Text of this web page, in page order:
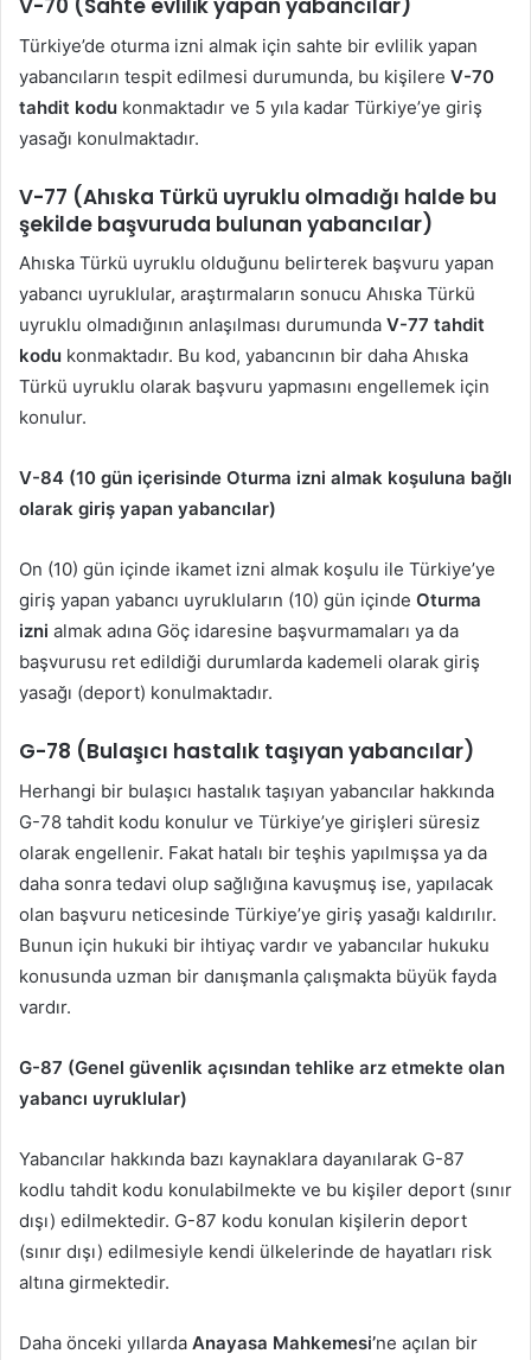
V-70 (Sahte evlilik yapan yabancılar)
Türkiye’de oturma izni almak için sahte bir evlilik yapan
yabancıların tespit edilmesi durumunda, bu kişilere V-70
tahdit kodu konmaktadır ve 5 yıla kadar Türkiye’ye giriş
yasağı konulmaktadır.
V-77 (Ahıska Türkü uyruklu olmadığı halde bu
şekilde başvuruda bulunan yabancılar)
Ahıska Türkü uyruklu olduğunu belirterek başvuru yapan
yabancı uyruklular, araştırmaların sonucu Ahıska Türkü
uyruklu olmadığının anlaşılması durumunda V-77 tahdit
kodu konmaktadır. Bu kod, yabancının bir daha Ahıska
Türkü uyruklu olarak başvuru yapmasını engellemek için
konulur.
V-84 (10 gün içerisinde Oturma izni almak koşuluna bağlı
olarak giriş yapan yabancılar)
On (10) gün içinde ikamet izni almak koşulu ile Türkiye’ye
giriş yapan yabancı uyrukluların (10) gün içinde Oturma
izni almak adına Göç idaresine başvurmamaları ya da
başvurusu ret edildiği durumlarda kademeli olarak giriş
yasağı (deport) konulmaktadır.
G-78 (Bulaşıcı hastalık taşıyan yabancılar)
Herhangi bir bulaşıcı hastalık taşıyan yabancılar hakkında
G-78 tahdit kodu konulur ve Türkiye’ye girişleri süresiz
olarak engellenir. Fakat hatalı bir teşhis yapılmışsa ya da
daha sonra tedavi olup sağlığına kavuşmuş ise, yapılacak
olan başvuru neticesinde Türkiye’ye giriş yasağı kaldırılır.
Bunun için hukuki bir ihtiyaç vardır ve yabancılar hukuku
konusunda uzman bir danışmanla çalışmakta büyük fayda
vardır.
G-87 (Genel güvenlik açısından tehlike arz etmekte olan
yabancı uyruklular)
Yabancılar hakkında bazı kaynaklara dayanılarak G-87
kodlu tahdit kodu konulabilmekte ve bu kişiler deport (sınır
dışı) edilmektedir. G-87 kodu konulan kişilerin deport
(sınır dışı) edilmesiyle kendi ülkelerinde de hayatları risk
altına girmektedir.
Daha önceki yıllarda Anayasa Mahkemesi’ne açılan bir